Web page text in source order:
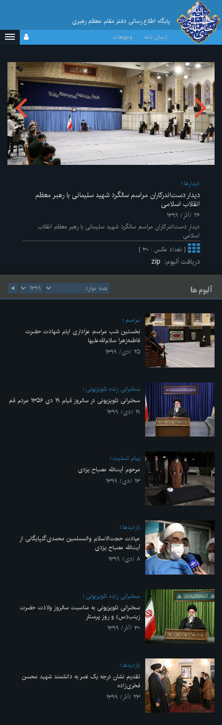
پایگاه اطلاع رسانی دفتر مقام معظم رهبری
ارسال نامه
وجوهات
ديدارها
دیدار دست‌اندرکاران مراسم سالگرد شهید سلیمانی با رهبر معظم
انقلاب اسلامی
۲۶ /آذر/ ۱۳۹۹
دیدار دست‌اندرکاران مراسم سالگرد شهید سلیمانی با رهبر معظم انقلاب
اسلامی
[ تعداد عکس : ۳۰ ]
دریافت آلبوم:
آلبوم ها
مراسم
نخستین شب مراسم عزاداری ایام شهادت حضرت
فاطمه‌زهرا سلام‌الله‌علیها
۲۵ /دی/ ۱۳۹۹
سخنرانی زنده تلویزیونی
سخنرانی تلویزیونی در سالروز قیام ۱۹ دی ۱۳۵۶ مردم قم
۱۹ /دی/ ۱۳۹۹
پیام تسلیت
مرحوم آیت‌الله مصباح یزدی
۱۳ /دی/ ۱۳۹۹
بازديدها
عیادت حجت‌الاسلام والمسلمین محمدی‌گلپایگانی از
آیت‌الله مصباح یزدی
۸ /دی/ ۱۳۹۹
سخنرانی زنده تلویزیونی
سخنرانی تلویزیونی به مناسبت سالروز ولادت حضرت
زینب(س) و روز پرستار
۳۰ /آذر/ ۱۳۹۹
بازديدها
تقدیم نشان درجه یک نصر به دانشمند شهید محسن
فخری‌زاده
۲۳ /آذر/ ۱۳۹۹